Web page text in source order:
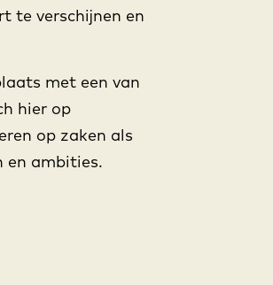
te verschijnen en
met een van
hier op
op zaken als
en ambities.